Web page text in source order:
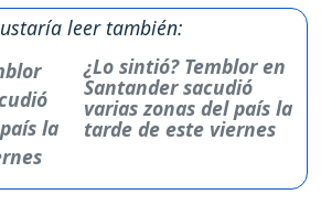
leer también:
¿Lo sintió? Temblor en
Santander sacudió
varias zonas del país la
tarde de este viernes